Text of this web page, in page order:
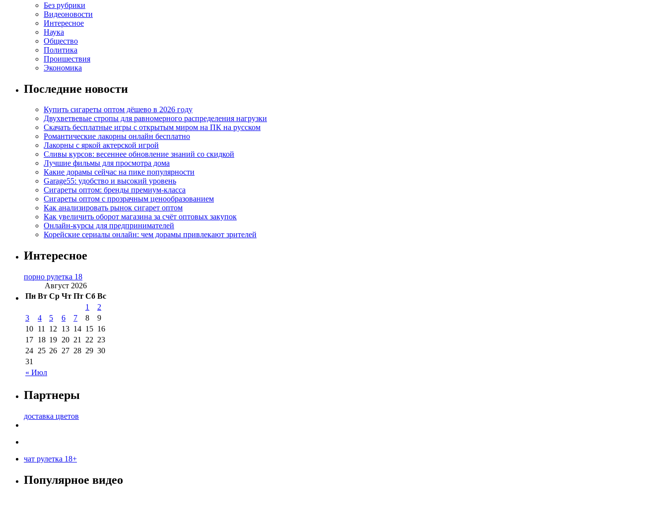
Без рубрики
Видеоновости
Интересное
Наука
Общество
Политика
Проишествия
Экономика
Последние новости
Купить сигареты оптом дёшево в 2026 году
Двухветвевые стропы для равномерного распределения нагрузки
Скачать бесплатные игры с открытым миром на ПК на русском
Романтические лакорны онлайн бесплатно
Лакорны с яркой актерской игрой
Сливы курсов: весеннее обновление знаний со скидкой
Лучшие фильмы для просмотра дома
Какие дорамы сейчас на пике популярности
Garage55: удобство и высокий уровень
Сигареты оптом: бренды премиум-класса
Сигареты оптом с прозрачным ценообразованием
Как анализировать рынок сигарет оптом
Как увеличить оборот магазина за счёт оптовых закупок
Онлайн-курсы для предпринимателей
Корейские сериалы онлайн: чем дорамы привлекают зрителей
Интересное
порно рулетка 18
Август 2026
Пн Вт Ср Чт Пт Сб Вс
« Июл
1
2
3
4 5 6 7 8
9
10 11 12 13 14 15 16
17 18 19 20 21 22 23
24 25 26 27 28 29 30
31
Партнеры
доставка цветов
чат рулетка 18+
Популярное видео